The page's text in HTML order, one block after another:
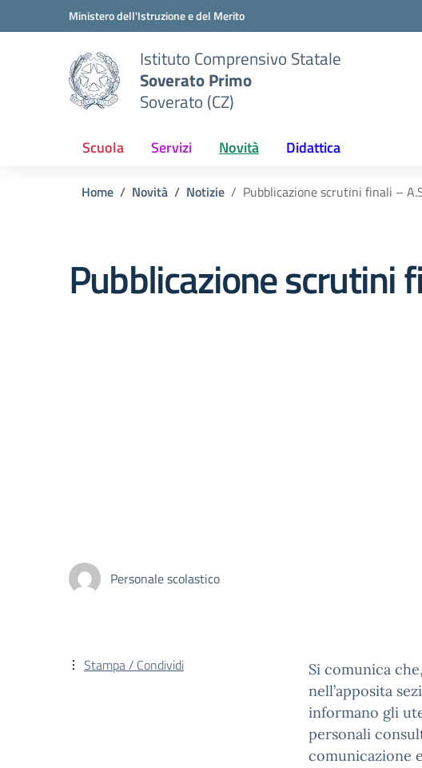
Vai ai contenuti
Vai al menu di navigazioneMinistero dell'Istruzione e del Merito
Istituto Comprensivo Statale
Soverato Primo
Soverato (CZ)
Scuola Servizi Novità Didattica
Home Novità Notizie Pubblicazione scrutini finali –
Pubblicazione scrutini
Personale scolastico
Si comunica
nell’apposita
informano gli
personali
comunicazione
Stampa / Condividi